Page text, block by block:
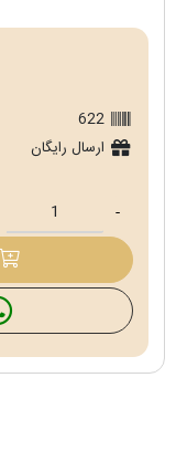
622
ارسال رایگان
-